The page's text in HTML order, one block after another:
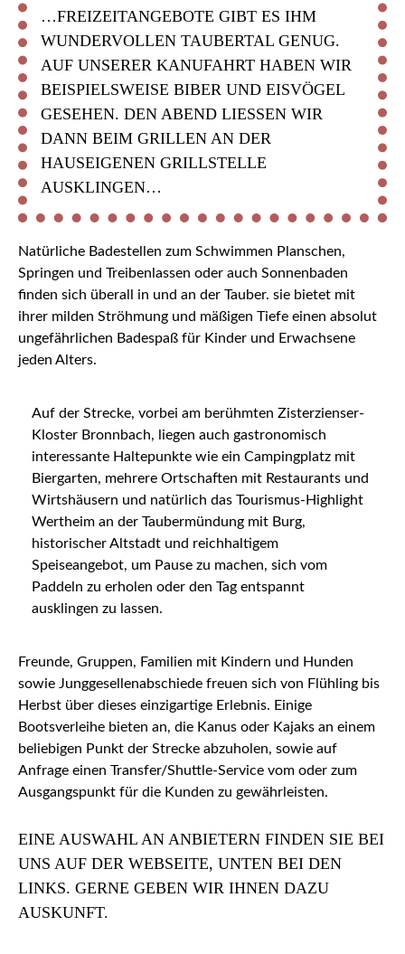
…FREIZEITANGEBOTE GIBT ES IHM
WUNDERVOLLEN TAUBERTAL GENUG.
AUF UNSERER KANUFAHRT HABEN WIR
BEISPIELSWEISE BIBER UND EISVÖGEL
GESEHEN. DEN ABEND LIESSEN WIR D
ANN BEIM GRILLEN AN DER H
AUSEIGENEN GRILLSTELLE A
USKLINGEN…
Natürliche Badestellen zum Schwimmen Planschen,
Springen und Treibenlassen oder auch Sonnenbaden
finden sich überall in und an der Tauber. sie bietet mit
ihrer milden Ströhmung und mäßigen Tiefe einen absolut
ungefährlichen Badespaß für Kinder und Erwachsene
jeden Alters.
Auf der Strecke, vorbei am berühmten Zisterzienser-
Kloster Bronnbach, liegen auch gastronomisch
interessante Haltepunkte wie ein Campingplatz mit
Biergarten, mehrere Ortschaften mit Restaurants und
Wirtshäusern und natürlich das Tourismus-Highlight
Wertheim an der Taubermündung mit Burg,
historischer Altstadt und reichhaltigem
Speiseangebot, um Pause zu machen, sich vom
Paddeln zu erholen oder den Tag entspannt
ausklingen zu lassen.
Freunde, Gruppen, Familien mit Kindern und Hunden
sowie Junggesellenabschiede freuen sich von Flühling bis
Herbst über dieses einzigartige Erlebnis. Einige
Bootsverleihe bieten an, die Kanus oder Kajaks an einem
beliebigen Punkt der Strecke abzuholen, sowie auf
Anfrage einen Transfer/Shuttle-Service vom oder zum
Ausgangspunkt für die Kunden zu gewährleisten.
EINE AUSWAHL AN ANBIETERN FINDEN SIE BEI
UNS AUF DER WEBSEITE, UNTEN BEI DEN
LINKS. GERNE GEBEN WIR IHNEN DAZU
AUSKUNFT.